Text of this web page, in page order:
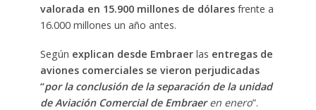
valorada en 15.900 millones de dólaresfrente a
16.000 millones un año antes.
Según explican desde Embraerlas entregas de
aviones comerciales se vieron perjudicadas
“por la conclusión de la separación de la unidad
de Aviación Comercial de Embraeren enero”.